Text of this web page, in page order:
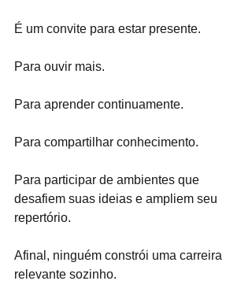
É um convite para estar presente.
Para ouvir mais.
Para aprender continuamente.
Para compartilhar conhecimento.
Para participar de ambientes que
desafiem suas ideias e ampliem seu
repertório.
Afinal, ninguém constrói uma carreira
relevante sozinho.